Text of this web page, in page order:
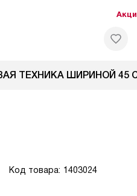
ТЕХНИКА ШИРИНОЙ 45
Код товара: 1403024